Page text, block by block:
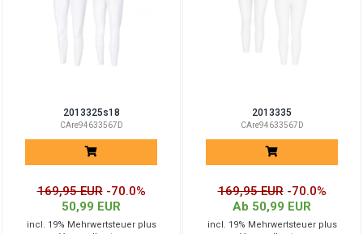
2013325s18
CAre94633567D
169,95 EUR -70.0%
50,99 EUR
incl. 19% Mehrwertsteuer plus
2013335
CAre94633567D
169,95 EUR -70.0%
Ab 50,99 EUR
incl. 19% Mehrwertsteuer plus